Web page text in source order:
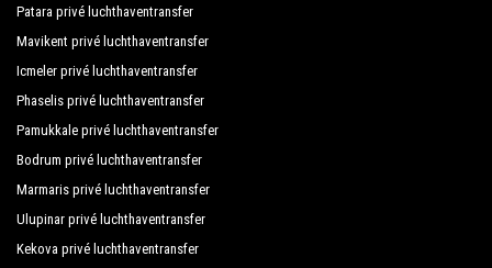
Patara privé luchthaventransfer
Mavikent privé luchthaventransfer
Icmeler privé luchthaventransfer
Phaselis privé luchthaventransfer
Pamukkale privé luchthaventransfer
Bodrum privé luchthaventransfer
Marmaris privé luchthaventransfer
Ulupinar privé luchthaventransfer
Kekova privé luchthaventransfer